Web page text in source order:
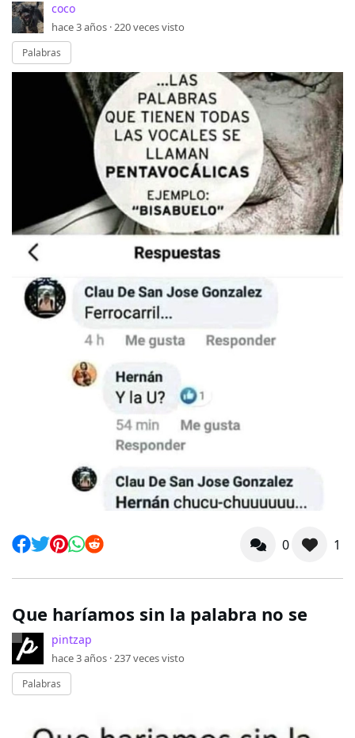
coco
hace 3 años ·220veces visto
Palabras
0 1
Que haríamos sin la palabra no se
pintzap
hace 3 años ·237veces visto
Palabras